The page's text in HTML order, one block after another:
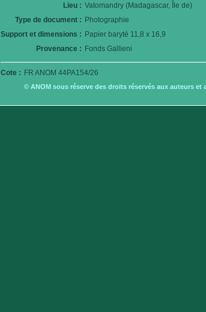
Lieu : Vatomandry (Madagascar, Île de)
Type de document : Photographie
Support et dimensions : Papier baryté 11,8 x 16,9
Provenance : Fonds Gallieni
Cote : FR ANOM 44PA154/26
© ANOM sous réserve des droits réservés aux auteurs et